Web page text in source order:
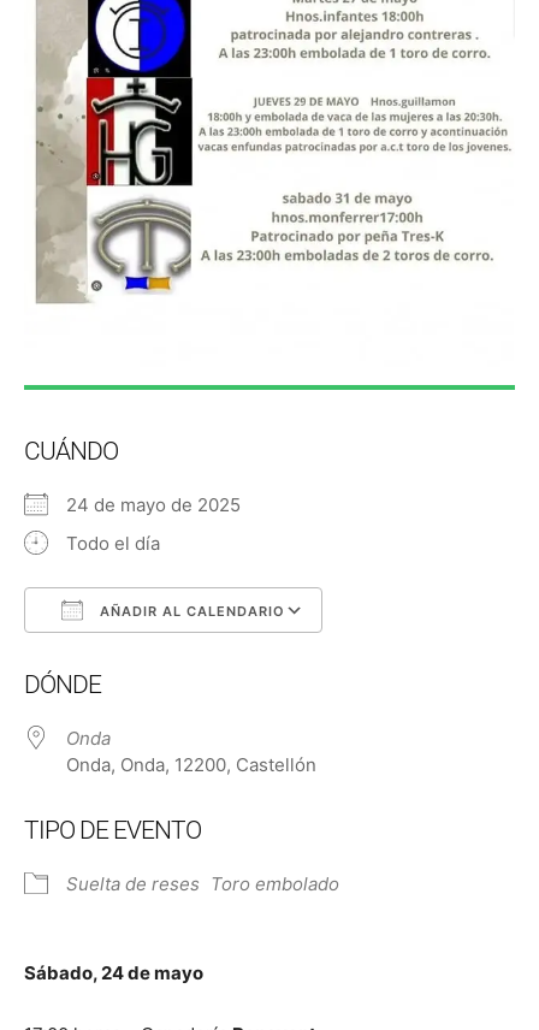
CUÁNDO
24 de mayo de 2025
Todo el día
AÑADIR AL CALENDARIO
DÓNDE
Onda
Onda, Onda, 12200, Castellón
TIPO DE EVENTO
Suelta de reses Toro embolado
Sábado, 24 de mayo